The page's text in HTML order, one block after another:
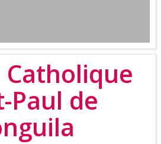
Paul de